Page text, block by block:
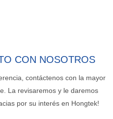
CON NOSOTROS
contáctenos con la mayor
La revisaremos y le daremos
por su interés en Hongtek!